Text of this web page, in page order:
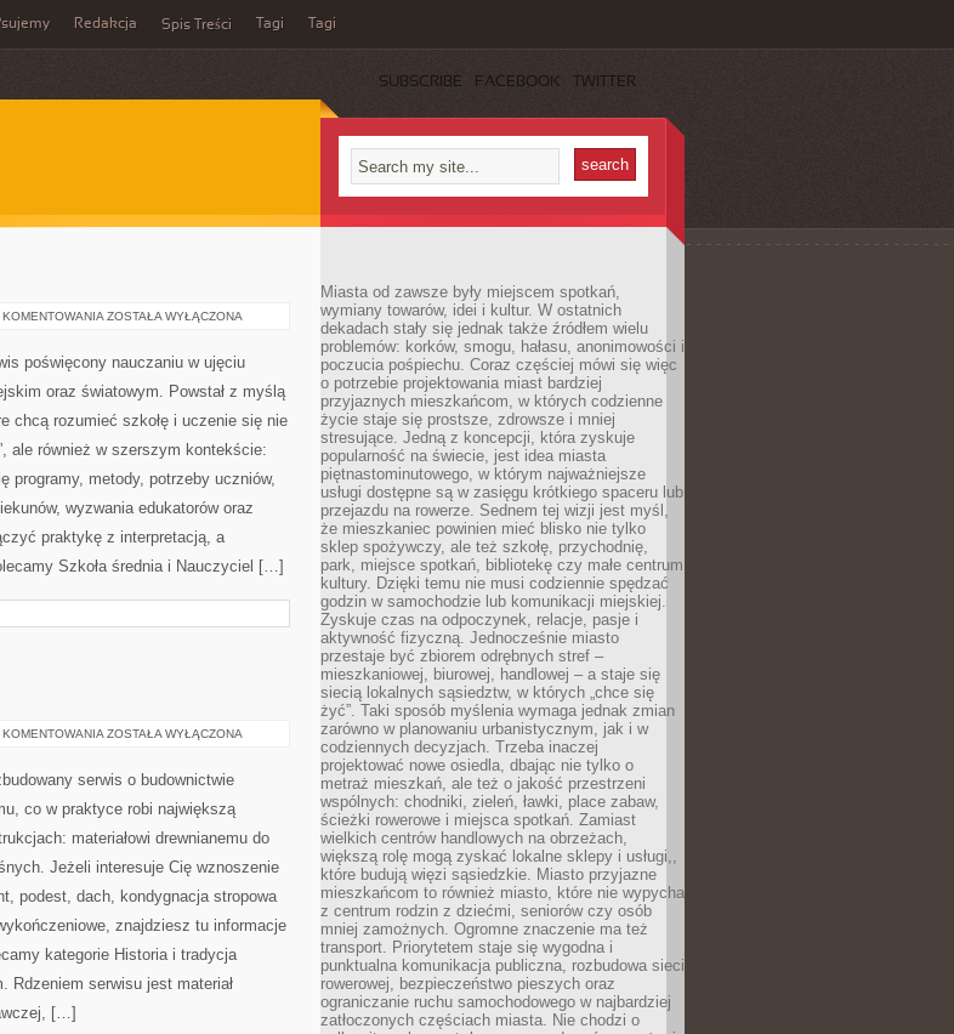
Redakcja Spis Treści Tagi Tagi
SUBSCRIBE FACEBOOK TWITTER
EDUKACJA
ZOSTAŁA WYŁĄCZONA
poświęcony nauczaniu w ujęciu
oraz światowym. Powstał z myślą
chcą rozumieć szkołę i uczenie się nie
ale również w szerszym kontekście:
programy, metody, potrzeby uczniów,
wyzwania edukatorów oraz
praktykę z interpretacją, a
Szkoła średnia i Nauczyciel […]
PORADY
DIY
ZOSTAŁA WYŁĄCZONA
serwis o budownictwie
co w praktyce robi największą
materiałowi drewnianemu do
Jeżeli interesuje Cię wznoszenie
podest, dach, kondygnacja stropowa
znajdziesz tu informacje
kategorie Historia i tradycja
Rdzeniem serwisu jest materiał
[…]
Miasta od zawsze były miejscem spotkań,
wymiany towarów, idei i kultur. W ostatnich
dekadach stały się jednak także źródłem wielu
problemów: korków, smogu, hałasu, anonimowości i
poczucia pośpiechu. Coraz częściej mówi się więc
o potrzebie projektowania miast bardziej
przyjaznych mieszkańcom, w których codzienne
życie staje się prostsze, zdrowsze i mniej
stresujące. Jedną z koncepcji, która zyskuje
popularność na świecie, jest idea miasta
piętnastominutowego, w którym najważniejsze
usługi dostępne są w zasięgu krótkiego spaceru lub
przejazdu na rowerze. Sednem tej wizji jest myśl,
że mieszkaniec powinien mieć blisko nie tylko
sklep spożywczy, ale też szkołę, przychodnię,
park, miejsce spotkań, bibliotekę czy małe centrum
kultury. Dzięki temu nie musi codziennie spędzać
godzin w samochodzie lub komunikacji miejskiej.
Zyskuje czas na odpoczynek, relacje, pasje i
aktywność fizyczną. Jednocześnie miasto
przestaje być zbiorem odrębnych stref –
mieszkaniowej, biurowej, handlowej – a staje się
siecią lokalnych sąsiedztw, w których „chce się
żyć”. Taki sposób myślenia wymaga jednak zmian
zarówno w planowaniu urbanistycznym, jak i w
codziennych decyzjach. Trzeba inaczej
projektować nowe osiedla, dbając nie tylko o
metraż mieszkań, ale też o jakość przestrzeni
wspólnych: chodniki, zieleń, ławki, place zabaw,
ścieżki rowerowe i miejsca spotkań. Zamiast
wielkich centrów handlowych na obrzeżach,
większą rolę mogą zyskać lokalne sklepy i usługi,,
które budują więzi sąsiedzkie. Miasto przyjazne
mieszkańcom to również miasto, które nie wypycha
z centrum rodzin z dziećmi, seniorów czy osób
mniej zamożnych. Ogromne znaczenie ma też
transport. Priorytetem staje się wygodna i
punktualna komunikacja publiczna, rozbudowa sieci
rowerowej, bezpieczeństwo pieszych oraz
ograniczanie ruchu samochodowego w najbardziej
zatłoczonych częściach miasta. Nie chodzi o